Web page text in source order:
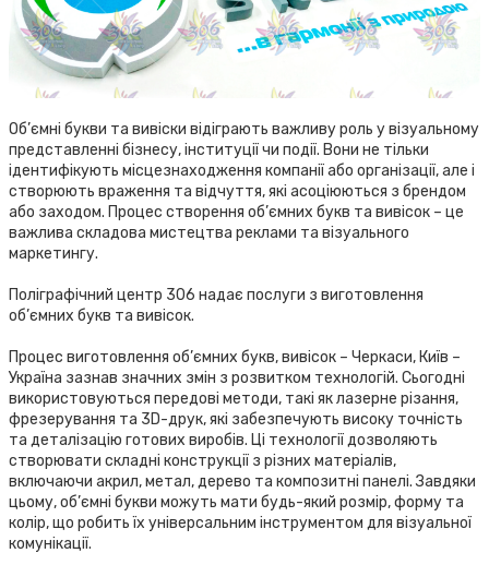
Об’ємні букви та вивіски відіграють важливу роль у візуальному
представленні бізнесу, інституції чи події. Вони не тільки
ідентифікують місцезнаходження компанії або організації, але і
створюють враження та відчуття, які асоціюються з брендом
або заходом. Процес створення об’ємних букв та вивісок – це
важлива складова мистецтва реклами та візуального
маркетингу.
Поліграфічний центр 306 надає послуги з виготовлення
об’ємних букв та вивісок.
Процес виготовлення об’ємних букв, вивісок – Черкаси, Київ –
Україна зазнав значних змін з розвитком технологій. Сьогодні
використовуються передові методи, такі як лазерне різання,
фрезерування та 3D-друк, які забезпечують високу точність
та деталізацію готових виробів. Ці технології дозволяють
створювати складні конструкції з різних матеріалів,
включаючи акрил, метал, дерево та композитні панелі. Завдяки
цьому, об’ємні букви можуть мати будь-який розмір, форму та
колір, що робить їх універсальним інструментом для візуальної
комунікації.